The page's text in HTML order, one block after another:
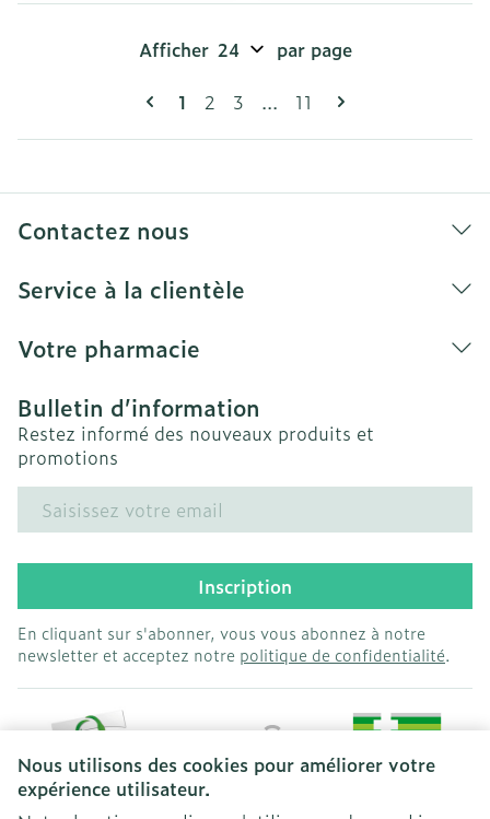
Nous utilisons des cookies pour améliorer votre
expérience utilisateur.
Vous lisez actuellement la page
1 Page
2 Page
3 ... Page
11
Afficher par page
Contactez nous
Service à la clientèle
Votre pharmacie
Bulletin d’information
Restez informé des nouveaux produits et
promotions
Adresse mail
Inscription
En cliquant sur s'abonner, vous vous abonnez à notre
newsletter et acceptez notre politique de confidentialité.